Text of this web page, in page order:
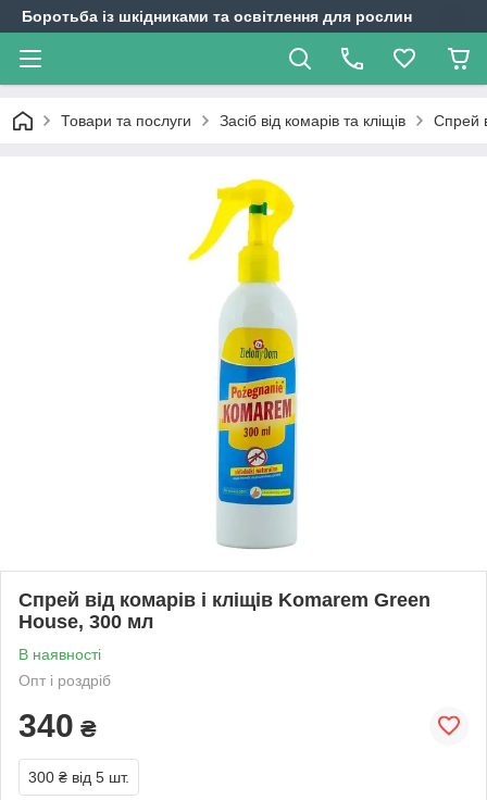
Боротьба із шкідниками та освітлення для рослин
Товари та послуги Засіб від комарів та кліщів Спрей
Спрей від комарів і кліщів Komarem Green
House, 300 мл
В наявності
Опт і роздріб
340 ₴
300 ₴ від 5 шт.